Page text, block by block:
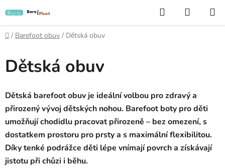
na
obsah
Hledat
KOŠÍK
Domů
/ Barefoot obuv / Dětská obuv
Dětská obuv
Dětská barefoot obuv je ideální volbou pro zdravý a
přirozený vývoj dětských nohou. Barefoot boty pro děti
umožňují chodidlu pracovat přirozeně – bez omezení, s
dostatkem prostoru pro prsty a s maximální flexibilitou.
Díky tenké podrážce děti lépe vnímají povrch a získávají
jistotu při chůzi i běhu.